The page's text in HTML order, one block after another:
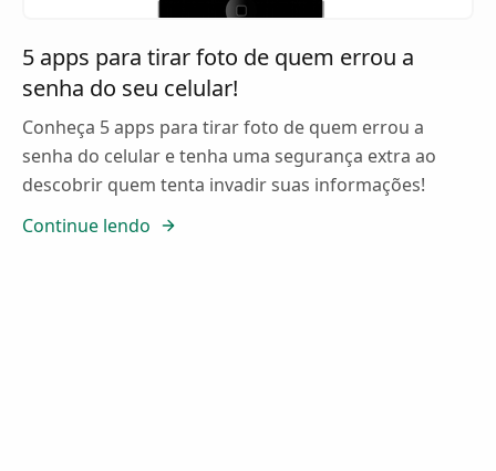
5 apps para tirar foto de quem errou a
senha do seu celular!
Conheça 5 apps para tirar foto de quem errou a
senha do celular e tenha uma segurança extra ao
descobrir quem tenta invadir suas informações!
Continue lendo